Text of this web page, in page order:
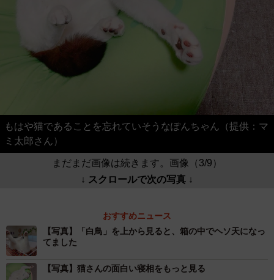
もはや猫であることを忘れていそうなぽんちゃん（提供：マ
ミ太郎さん）
まだまだ画像は続きます。画像（3/9）
↓ スクロールで次の写真 ↓
おすすめニュース
【写真】「白鳥」を上から見ると、箱の中でヘソ天になっ
てました
【写真】猫さんの面白い寝相をもっと見る